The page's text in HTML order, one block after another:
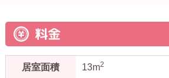
料金
居室面積 13m2